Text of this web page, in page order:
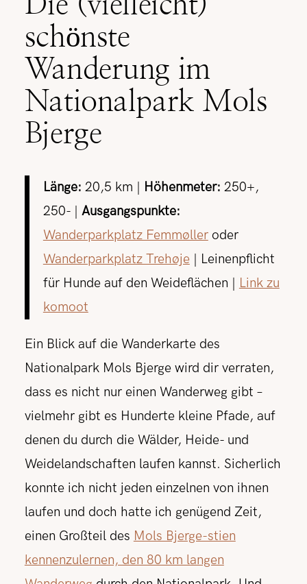
schönste
Wanderung im
Nationalpark Mols
Bjerge
Länge: 20,5 km | Höhenmeter: 250+,
250- | Ausgangspunkte:
Wanderparkplatz Femmølleroder
Wanderparkplatz Trehøje | Leinenpflicht
für Hunde auf den Weideflächen | Link zu
komoot
Ein Blick auf die Wanderkarte des
Nationalpark Mols Bjerge wird dir verraten,
dass es nicht nur einen Wanderweg gibt –
vielmehr gibt es Hunderte kleine Pfade, auf
denen du durch die Wälder, Heide- und
Weidelandschaften laufen kannst. Sicherlich
konnte ich nicht jeden einzelnen von ihnen
laufen und doch hatte ich genügend Zeit,
einen Großteil des Mols Bjerge-stien
kennenzulernen, den 80 km langen